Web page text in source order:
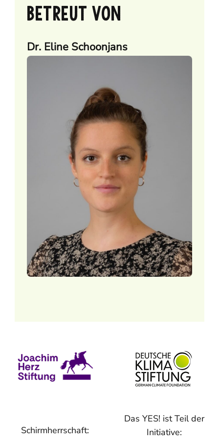
BETREUT VON
Dr. Eline Schoonjans
Schirmherrschaft:
Das YES! ist Teil der
Initiative: